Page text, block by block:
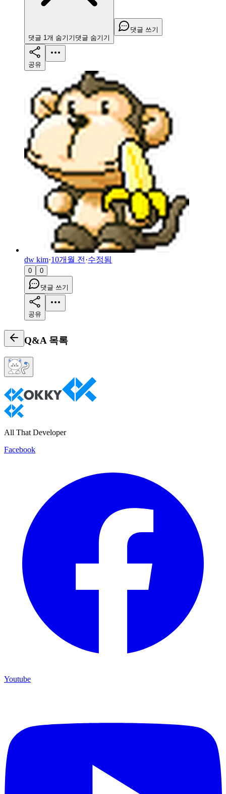
댓글 1개 숨기기 댓글 숨기기
댓글 쓰기
공유
dw kim·10개월 전 ·수정됨
0 0
댓글 쓰기
공유
Q&A 목록
All That Developer
Facebook
Youtube